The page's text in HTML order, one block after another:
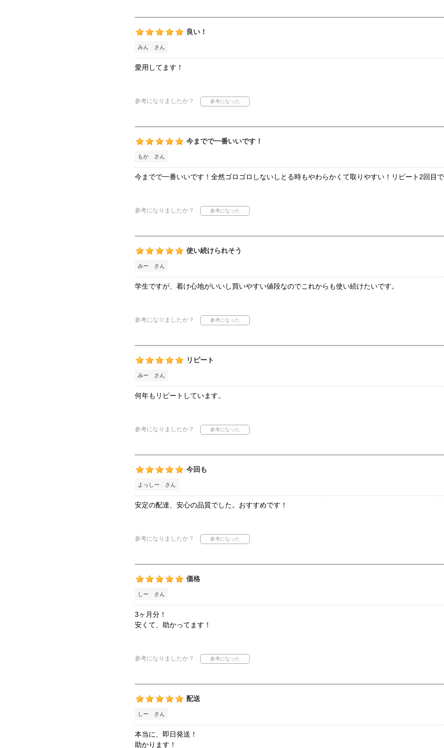
良い！
みん さん
愛用してます！
参考になりましたか？
今までで一番いいです！
もか さん
今までで一番いいです！全然ゴロゴロしないしとる時もやわらかくて取りやすい！リピート2回目で
参考になりましたか？
使い続けられそう
みー さん
学生ですが、着け心地がいいし買いやすい値段なのでこれからも使い続けたいです。
参考になりましたか？
リピート
みー さん
何年もリピートしています。
参考になりましたか？
今回も
よっしー さん
安定の配達、安心の品質でした。おすすめです！
参考になりましたか？
価格
しー さん
3ヶ月分！
安くて、助かってます！
参考になりましたか？
配送
しー さん
本当に、即日発送！
助かります！